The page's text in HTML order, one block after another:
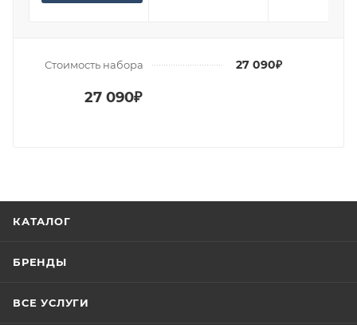
Стоимость набора 27 090₽
27 090₽
КАТАЛОГ
БРЕНДЫ
ВСЕ УСЛУГИ